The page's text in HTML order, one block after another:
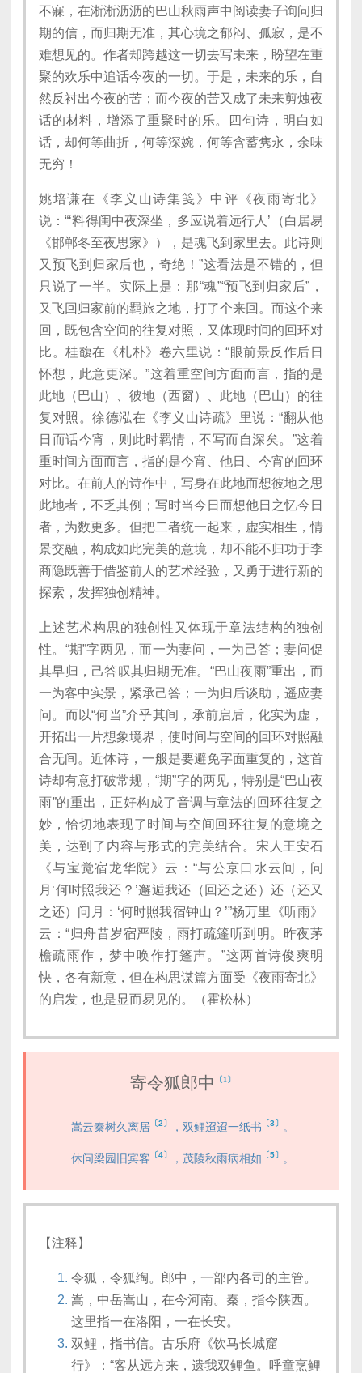
不寐，在淅淅沥沥的巴山秋雨声中阅读妻子询问归
期的信，而归期无准，其心境之郁闷、孤寂，是不
难想见的。作者却跨越这一切去写未来，盼望在重
聚的欢乐中追话今夜的一切。于是，未来的乐，自
然反衬出今夜的苦；而今夜的苦又成了未来剪烛夜
话的材料，增添了重聚时的乐。四句诗，明白如
话，却何等曲折，何等深婉，何等含蓄隽永，余味
无穷！
姚培谦在《李义山诗集笺》中评《夜雨寄北》
说：“‘料得闺中夜深坐，多应说着远行人’（白居易
《邯郸冬至夜思家》），是魂飞到家里去。此诗则
又预飞到归家后也，奇绝！”这看法是不错的，但
只说了一半。实际上是：那“魂”“预飞到归家后”，
又飞回归家前的羁旅之地，打了个来回。而这个来
回，既包含空间的往复对照，又体现时间的回环对
比。桂馥在《札朴》卷六里说：“眼前景反作后日
怀想，此意更深。”这着重空间方面而言，指的是
此地（巴山）、彼地（西窗）、此地（巴山）的往
复对照。徐德泓在《李义山诗疏》里说：“翻从他
日而话今宵，则此时羁情，不写而自深矣。”这着
重时间方面而言，指的是今宵、他日、今宵的回环
对比。在前人的诗作中，写身在此地而想彼地之思
此地者，不乏其例；写时当今日而想他日之忆今日
者，为数更多。但把二者统一起来，虚实相生，情
景交融，构成如此完美的意境，却不能不归功于李
商隐既善于借鉴前人的艺术经验，又勇于进行新的
探索，发挥独创精神。
上述艺术构思的独创性又体现于章法结构的独创
性。“期”字两见，而一为妻问，一为己答；妻问促
其早归，己答叹其归期无准。“巴山夜雨”重出，而
一为客中实景，紧承己答；一为归后谈助，遥应妻
问。而以“何当”介乎其间，承前启后，化实为虚，
开拓出一片想象境界，使时间与空间的回环对照融
合无间。近体诗，一般是要避免字面重复的，这首
诗却有意打破常规，“期”字的两见，特别是“巴山夜
雨”的重出，正好构成了音调与章法的回环往复之
妙，恰切地表现了时间与空间回环往复的意境之
美，达到了内容与形式的完美结合。宋人王安石
《与宝觉宿龙华院》云：“与公京口水云间，问
月‘何时照我还？’邂逅我还（回还之还）还（还又
之还）问月：‘何时照我宿钟山？’”杨万里《听雨》
云：“归舟昔岁宿严陵，雨打疏篷听到明。昨夜茅
檐疏雨作，梦中唤作打篷声。”这两首诗俊爽明
快，各有新意，但在构思谋篇方面受《夜雨寄北》
的启发，也是显而易见的。（霍松林）
寄令狐郎中 〔1〕
嵩云秦树久离居 〔2〕 ，双鲤迢迢一纸书 〔3〕
休问梁园旧宾客 〔4〕 ，茂陵秋雨病相如 〔5〕 。
【注释】
令狐，令狐绹。郎中，一部内各司的主管。
嵩，中岳嵩山，在今河南。秦，指今陕西。
这里指一在洛阳，一在长安。
双鲤，指书信。古乐府《饮马长城窟
行》：“客从远方来，遗我双鲤鱼。呼童烹鲤